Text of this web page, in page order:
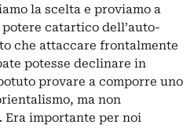
la scelta e proviamo a
catartico dell’auto-
che attaccare frontalmente
potesse declinare in
provare a comporre uno
ma non
Era importante per noi